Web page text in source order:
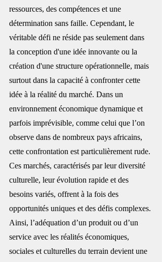
ressources, des compétences et une
détermination sans faille. Cependant, le
véritable défi ne réside pas seulement dans
la conception d'une idée innovante ou la
création d'une structure opérationnelle, mais
surtout dans la capacité à confronter cette
idée à la réalité du marché. Dans un
environnement économique dynamique et
parfois imprévisible, comme celui que l’on
observe dans de nombreux pays africains,
cette confrontation est particulièrement rude.
Ces marchés, caractérisés par leur diversité
culturelle, leur évolution rapide et des
besoins variés, offrent à la fois des
opportunités uniques et des défis complexes.
Ainsi, l’adéquation d’un produit ou d’un
service avec les réalités économiques,
sociales et culturelles du terrain devient une